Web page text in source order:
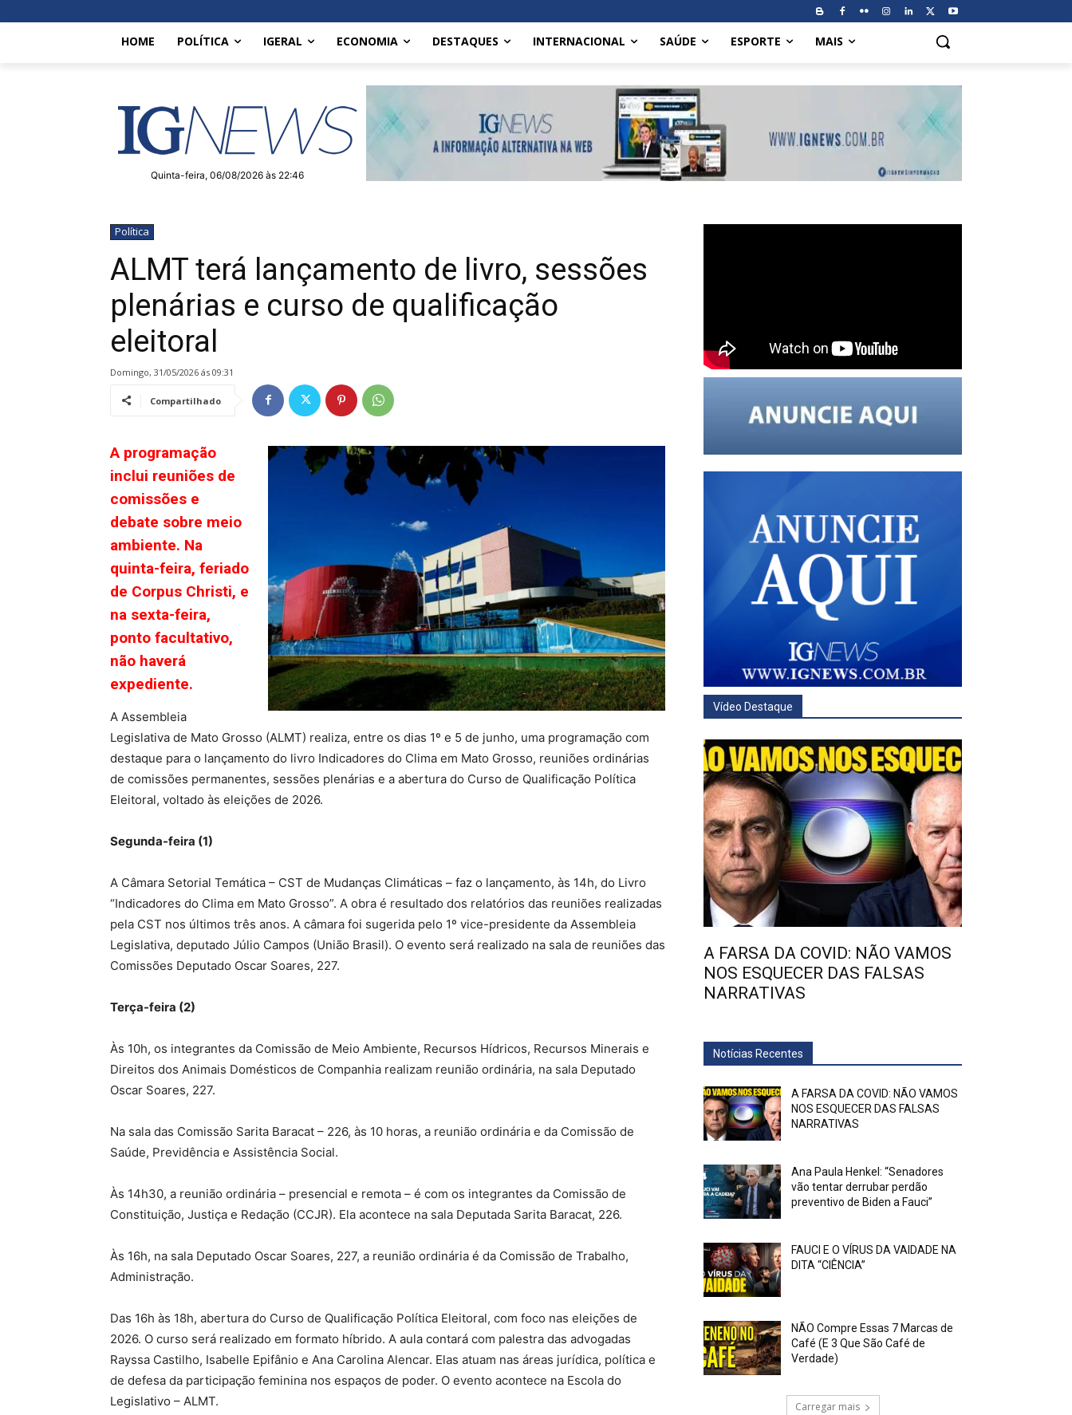
HOME POLÍTICA IGERAL ECONOMIA DESTAQUES INTERNACIONAL SAÚDE ESPORTE MAIS
Quinta-feira, 06/08/2026 às 22:46
Política
ALMT terá lançamento de livro, sessões
plenárias e curso de qualificação
eleitoral
domingo, 31/05/2026 ás 09:31
Compartilhado
A programação
inclui reuniões de
comissões e
debate sobre meio
ambiente. Na
quinta-feira, feriado
de Corpus Christi, e
na sexta-feira,
ponto facultativo,
não haverá
expediente.
A Assembleia
Legislativa de Mato Grosso (ALMT) realiza, entre os dias 1º e 5 de junho, uma programação com
destaque para o lançamento do livro Indicadores do Clima em Mato Grosso, reuniões ordinárias
de comissões permanentes, sessões plenárias e a abertura do Curso de Qualificação Política
Eleitoral, voltado às eleições de 2026.
Segunda-feira (1)
A Câmara Setorial Temática – CST de Mudanças Climáticas – faz o lançamento, às 14h, do Livro
“Indicadores do Clima em Mato Grosso”. A obra é resultado dos relatórios das reuniões realizadas
pela CST nos últimos três anos. A câmara foi sugerida pelo 1º vice-presidente da Assembleia
Legislativa, deputado Júlio Campos (União Brasil). O evento será realizado na sala de reuniões das
Comissões Deputado Oscar Soares, 227.
Terça-feira (2)
Às 10h, os integrantes da Comissão de Meio Ambiente, Recursos Hídricos, Recursos Minerais e
Direitos dos Animais Domésticos de Companhia realizam reunião ordinária, na sala Deputado
Oscar Soares, 227.
Na sala das Comissão Sarita Baracat – 226, às 10 horas, a reunião ordinária e da Comissão de
Saúde, Previdência e Assistência Social.
Às 14h30, a reunião ordinária – presencial e remota – é com os integrantes da Comissão de
Constituição, Justiça e Redação (CCJR). Ela acontece na sala Deputada Sarita Baracat, 226.
Às 16h, na sala Deputado Oscar Soares, 227, a reunião ordinária é da Comissão de Trabalho,
Administração.
Das 16h às 18h, abertura do Curso de Qualificação Política Eleitoral, com foco nas eleições de
2026. O curso será realizado em formato híbrido. A aula contará com palestra das advogadas
Rayssa Castilho, Isabelle Epifânio e Ana Carolina Alencar. Elas atuam nas áreas jurídica, política e
de defesa da participação feminina nos espaços de poder. O evento acontece na Escola do
Legislativo – ALMT.
Vídeo Destaque
A FARSA DA COVID: NÃO VAMOS
NOS ESQUECER DAS FALSAS
NARRATIVAS
Notícias Recentes
A FARSA DA COVID: NÃO VAMOS
NOS ESQUECER DAS FALSAS
NARRATIVAS
Ana Paula Henkel: “Senadores
vão tentar derrubar perdão
preventivo de Biden a Fauci”
FAUCI E O VÍRUS DA VAIDADE NA
DITA “CIÊNCIA”
NÃO Compre Essas 7 Marcas de
Café (E 3 Que São Café de
Verdade)
Carregar mais